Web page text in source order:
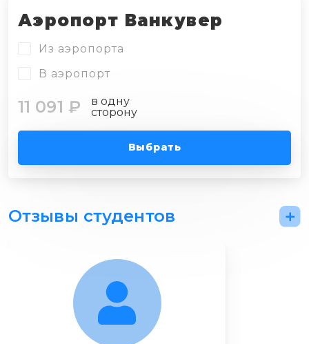
Аэропорт Ванкувер
Из аэропорта
В аэропорт
11 091 ₽
в одну
сторону
Выбрать
Отзывы студентов